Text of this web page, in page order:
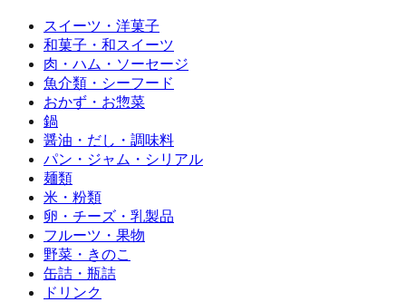
スイーツ・洋菓子
和菓子・和スイーツ
肉・ハム・ソーセージ
魚介類・シーフード
おかず・お惣菜
鍋
醤油・だし・調味料
パン・ジャム・シリアル
麺類
米・粉類
卵・チーズ・乳製品
フルーツ・果物
野菜・きのこ
缶詰・瓶詰
ドリンク